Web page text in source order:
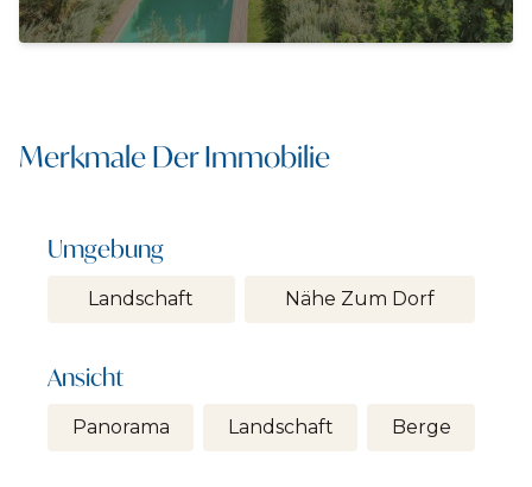
Merkmale Der Immobilie
Umgebung
Landschaft Nähe Zum Dorf
Ansicht
Panorama Landschaft Berge